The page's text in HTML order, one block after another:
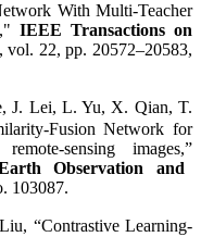
With Multi-Teacher
IEEE Transactions on
vol. 22, pp. 20572–20583,
J. Lei, L. Yu, X. Qian, T.
Fusion Network for
sensing images,”
Observation and
103087.
“Contrastive Learning-